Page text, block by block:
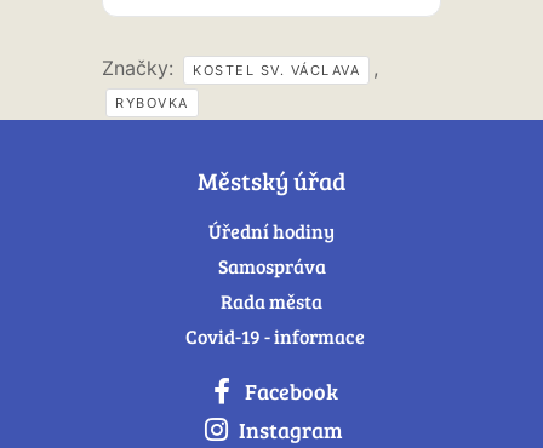
Značky: KOSTEL SV. VÁCLAVA ,
RYBOVKA
Městský úřad
Úřední hodiny
Samospráva
Rada města
Covid-19 - informace
Facebook
Instagram